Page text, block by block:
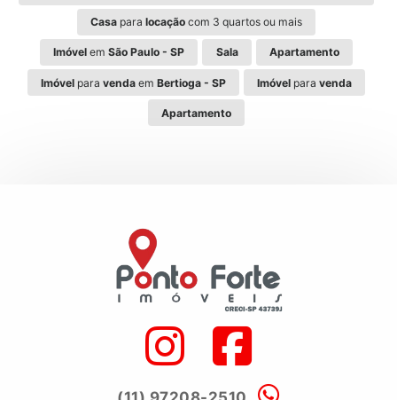
Casa para locação com 3 quartos ou mais
Imóvel emSão Paulo - SP Sala Apartamento
Imóvelpara vendaem Bertioga - SP Imóvel paravenda
Apartamento